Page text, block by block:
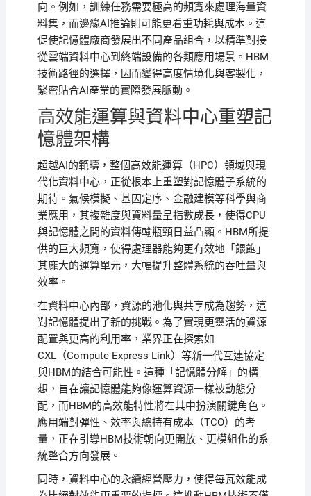
向。例如，訓練任務需要極高的頻寬來處理海量資
料集，而邊緣AI推論則可能更看重功耗與成本。這
促使記憶體廠商發展出不同產品組合，以精準對接
從雲端資料中心到終端設備的各類應用場景。HBM
技術路徑的選擇，因而變得高度情境化與客製化，
緊密貼合AI產業的實際發展脈動。
高效能運算與資料中心重塑記
憶體架構
超越AI的範疇，整個高效能運算（HPC）領域與現
代化資料中心，正從根本上重塑對記憶體子系統的
期待。氣候模擬、基因定序、金融建模等科學與商
業應用，其複雜度與資料量呈指數成長，使得CPU
與記憶體之間的資料傳輸瓶頸日益凸顯。HBM所提
供的巨大頻寬，使得處理器能夠更有效地「餵飽」
其龐大的運算單元，大幅提升整體系統的吞吐量與
效率。
在資料中心內部，資源的池化與共享成為趨勢，這
對記憶體提出了新的挑戰。為了實現更靈活的資源
配置與更高的利用率，業界正在探索如
CXL（Compute Express Link）等新一代互連協定
與HBM的結合可能性。這種「記憶體分解」的構
想，旨在讓記憶體能夠像運算資源一樣被動態分
配，而HBM的高效能特性將在其中扮演關鍵角色。
應用端對彈性、效率與總持有成本（TCO）的考
量，正在引導HBM技術朝向更開放、更模組化的系
統整合方向發展。
同時，資料中心的永續經營壓力，使得每瓦效能成